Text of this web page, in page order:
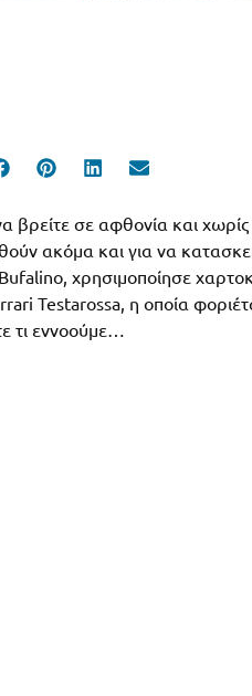
Share
Share
Share
βρείτε σε αφθονία και
ακόμα και για να
χρησιμοποίησε
Testarossa, η οποία
τι εννοούμε…